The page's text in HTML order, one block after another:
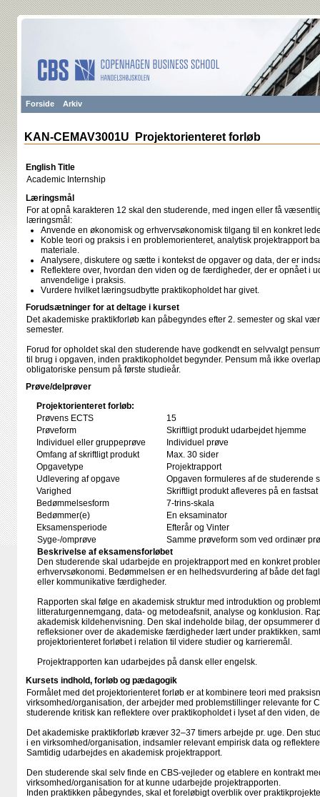
Forside Arkiv
KAN-CEMAV3001U Projektorienteret forløb
English Title
Academic Internship
Læringsmål
For at opnå karakteren 12 skal den studerende, med ingen eller få
læringsmål:
Anvende en økonomisk og erhvervsøkonomisk tilgang til en konkret
Koble teori og praksis i en problemorienteret, analytisk projektrapport
materiale.
Analysere, diskutere og sætte i kontekst de opgaver og data, der er
Reflektere over, hvordan den viden og de færdigheder, der er opnået i
anvendelige i praksis.
Vurdere hvilket læringsudbytte praktikopholdet har givet.
Forudsætninger for at deltage i kurset
Det akademiske praktikforløb kan påbegyndes efter 2. semester og skal
semester.
Forud for opholdet skal den studerende have godkendt en selvvalgt
til brug i opgaven, inden praktikopholdet begynder. Pensum må ikke
obligatoriske pensum på første studieår.
Prøve/delprøver
Projektorienteret forløb:
Prøvens ECTS
15
Prøveform
Skriftligt produkt udarbejdet hjemme
Individuel eller gruppeprøve
Individuel prøve
Omfang af skriftligt produkt
Max. 30 sider
Opgavetype
Projektrapport
Udlevering af opgave
Opgaven formuleres af de studerende
Varighed
Skriftligt produkt afleveres på en
Bedømmelsesform
7-trins-skala
Bedømmer(e)
En eksaminator
Eksamensperiode
Efterår og Vinter
Syge-/omprøve
Samme prøveform som ved ordinær
Beskrivelse af eksamensforløbet
Den studerende skal udarbejde en projektrapport med en konkret
erhvervsøkonomi. Bedømmelsen er en helhedsvurdering af både det
eller kommunikative færdigheder.
Rapporten skal følge en akademisk struktur med introduktion og
litteraturgennemgang, data- og metodeafsnit, analyse og konklusion.
akademisk kildehenvisning. Den skal indeholde bilag, der opsummerer
refleksioner over de akademiske færdigheder lært under praktikken,
projektorienteret forløbet i relation til videre studier og karrieremål.
Projektrapporten kan udarbejdes på dansk eller engelsk.
Kursets indhold, forløb og pædagogik
Formålet med det projektorienteret forløb er at kombinere teori med
virksomhed/organisation, der arbejder med problemstillinger relevante for
studerende kritisk kan reflektere over praktikopholdet i lyset af den viden,
Det akademiske praktikforløb kræver 32–37 timers arbejde pr. uge. Den
i en virksomhed/organisation, indsamler relevant empirisk data og
Samtidig udarbejdes en akademisk projektrapport.
Den studerende skal selv finde en CBS-vejleder og etablere en kontrakt
virksomhed/organisation for at kunne udarbejde projektrapporten.
Inden praktikken påbegyndes, skal et foreløbigt overblik over